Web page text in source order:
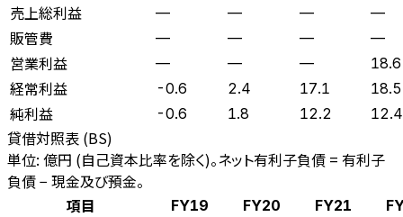
売上総利益 — — — —
販管費 — — — —
営業利益 — — — 18.6
経常利益 -0.6 2.4 17.1 18.5
純利益 -0.6 1.8 12.2 12.4
貸借対照表 (BS)
単位: 億円 (自己資本比率を除く)。ネット有利子負債 = 有利子
負債 − 現金及び預金。
項目
FY19 FY20 FY21